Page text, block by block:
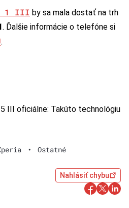
1 III by sa mala dostať na trh
. Ďalšie informácie o telefóne si
.
III oficiálne: Takúto technológiu
• Ostatné
Nahlásiť chybu